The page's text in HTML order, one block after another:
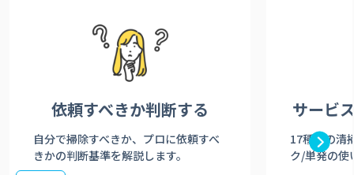
依頼すべきか判断する
自分で掃除すべきか、プロに依頼すべ
きかの判断基準を解説します。
サービ
17種類の清
ク/単発の使